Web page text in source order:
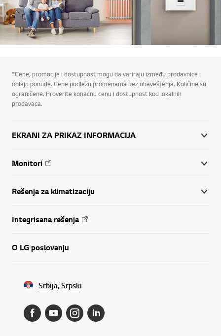
*Cene, promocije i dostupnost mogu da variraju između prodavnice i
onlajn ponude. Cene podležu promenama bez obaveštenja. Količine su
ograničene. Proverite konačnu cenu i dostupnost kod lokalnih
prodavaca.
EKRANI ZA PRIKAZ INFORMACIJA
Monitori
Rešenja za klimatizaciju
Integrisana rešenja
O LG poslovanju
Srbija, Srpski